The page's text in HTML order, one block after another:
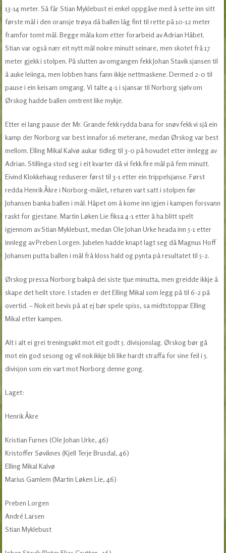
13-14 meter. Så får Stian Myklebust ei enkel oppgåve med å sette inn sitt
første mål i den oransje trøya då ballen låg fint til rette på 10-12 meter
framfor tomt mål. Begge måla kom etter forarbeid av Adrian Håbet.
Stian var også nær eit nytt mål nokre minutt seinare, men skotet frå 17
meter gjekk i stolpen. På slutten av omgangen fekk Johan Stavik sjansen til
å auke leiinga, men lobben hans fann ikkje nettmaskene. Dermed 2-0 til
pause i ein keisam omgang. Vi talte 4-1 i sjansar til Norborg sjølv om
Ørskog hadde ballen omtrent like mykje.
Etter ei lang pause der Mr. Grande fekk rydda bana for snøv fekk vi sjå ein
kamp der Norborg var best innafor 16 meterane, medan Ørskog var best
mellom. Elling Mikal Kalvø aukar tidleg til 3-0 på hovudet etter innlegg av
Adrian. Stillinga stod seg i eit kvarter då vi fekk fire mål på fem minutt.
Eivind Klokkehaug reduserer først til 3-1 etter ein trippelsjanse. Først
redda Henrik Åkre i Norborg-målet, returen vart satt i stolpen før
Johansen banka ballen i mål. Håpet om å kome inn igjen i kampen forsvann
raskt for gjestane. Martin Løken Lie fiksa 4-1 etter å ha blitt spelt
igjennom av Stian Myklebust, medan Ole Johan Urke heada inn 5-1 etter
innlegg av Preben Lorgen. Jubelen hadde knapt lagt seg då Magnus Hoff
Johansen putta ballen i mål frå kloss hald og pynta på resultatet til 5-2.
Ørskog pressa Norborg bakpå dei siste tjue minutta, men greidde ikkje å
skape det heilt store. I staden er det Elling Mikal som legg på til 6-2 på
overtid. – Nok eit bevis på at ej bør spele spiss, sa midtstoppar Elling
Mikal etter kampen.
Alt i alt ei grei treningsøkt mot eit godt 5. divisjonslag. Ørskog bør gå
mot ein god sesong og vil nok ikkje bli like hardt straffa for sine feil i 5.
divisjon som ein vart mot Norborg denne gong.
Laget:
Henrik Åkre
Kristian Furnes (Ole Johan Urke, 46)
Kristoffer Søviknes (Kjell Terje Brusdal, 46)
Elling Mikal Kalvø
Marius Gamlem (Martin Løken Lie, 46)
Preben Lorgen
André Larsen
Stian Myklebust